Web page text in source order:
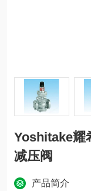
Yoshitake耀
减压阀
产品简介